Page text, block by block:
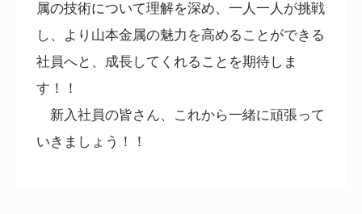
属の技術について理解を深め、一人一人が挑戦
し、より山本金属の魅力を高めることができる
社員へと、成長してくれることを期待しま
す！！
新入社員の皆さん、これから一緒に頑張って
いきましょう！！